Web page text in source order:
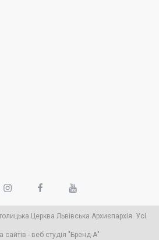
Церква Львівська Архиєпархія. Усі
сайтів - веб студія "Бренд-А"